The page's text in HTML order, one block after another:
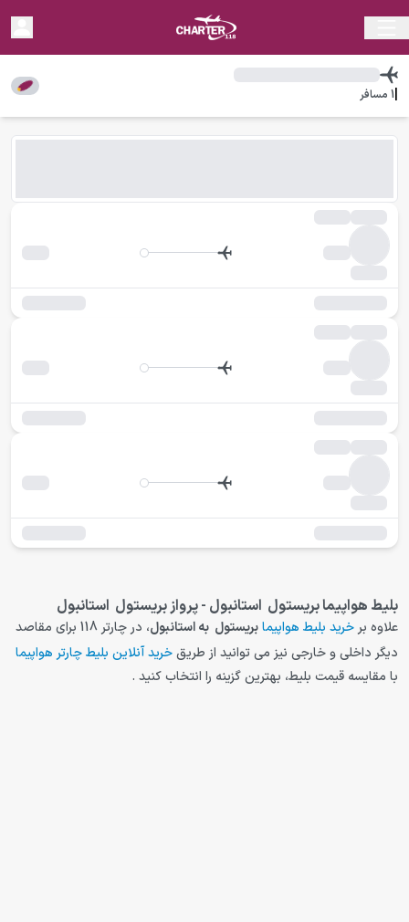
|
1 مسافر
بلیط هواپیما بریستول استانبول - پرواز بریستول استانبول
علاوه بر خرید بلیط هواپیمابریستول بهاستانبول
، در چارتر 118 برای مقاصد
دیگر داخلی و خارجی نیز می توانید از طریقخرید آنلاین بلیط چارتر هواپیما
با مقایسه قیمت بلیط، بهترین گزینه را انتخاب کنید .